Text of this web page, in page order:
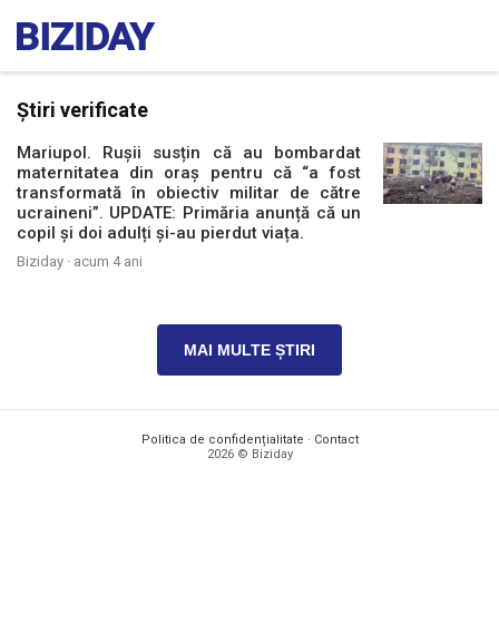
Știri verificate
Mariupol. Rușii susțin că au bombardat
maternitatea din oraș pentru că “a fost
transformată în obiectiv militar de către
ucraineni”. UPDATE: Primăria anunță că un
copil și doi adulți și-au pierdut viața.
Biziday · acum 4 ani
MAI MULTE ȘTIRI
Politica de confidențialitate · Contact
2026 © Biziday